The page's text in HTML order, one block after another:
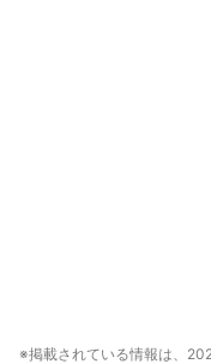
※掲載されている情報は、